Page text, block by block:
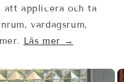
att applicera och ta
vardagsrum,
Läs mer →